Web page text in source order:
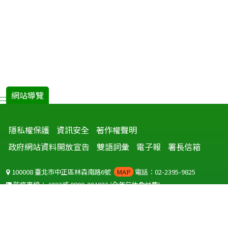
::: 網站導覽
隱私權保護 資訊安全 著作權聲明
政府網站資料開放宣告
雙語詞彙 電子報 署長信箱
100008 臺北市中正區林森南路6號 MAP 電話：02-2395-9825
防疫專線：1922或0800-001922(全年無休免付費)